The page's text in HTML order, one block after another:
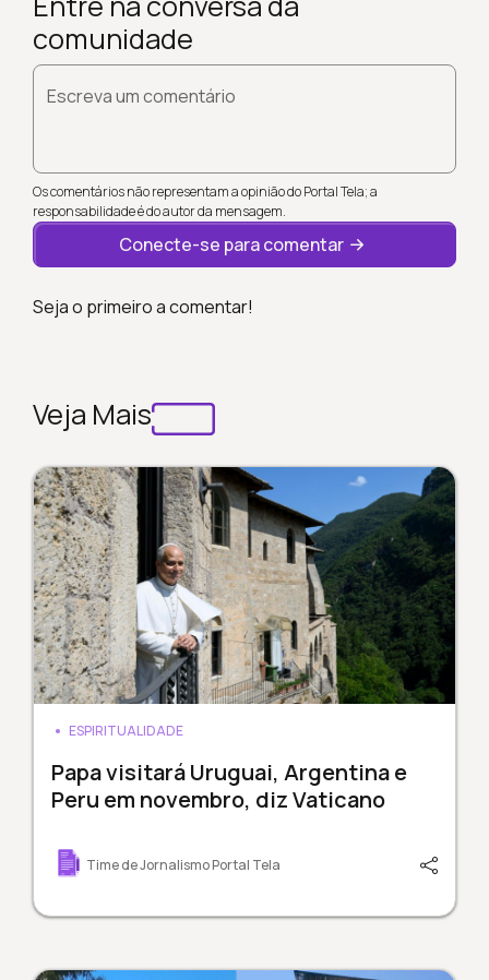
comunidade
Escreva um comentário
Os comentários não representam a opinião do Portal Tela; a
responsabilidade é do autor da mensagem.
Conecte-se para comentar
Seja o primeiro a comentar!
Veja Mais
ESPIRITUALIDADE
Papa visitará Uruguai, Argentina e
Peru em novembro, diz Vaticano
Time de Jornalismo Portal Tela